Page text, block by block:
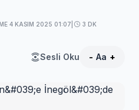
4 KASIM 2025 01:07 3 DK
Sesli Oku - Aa +